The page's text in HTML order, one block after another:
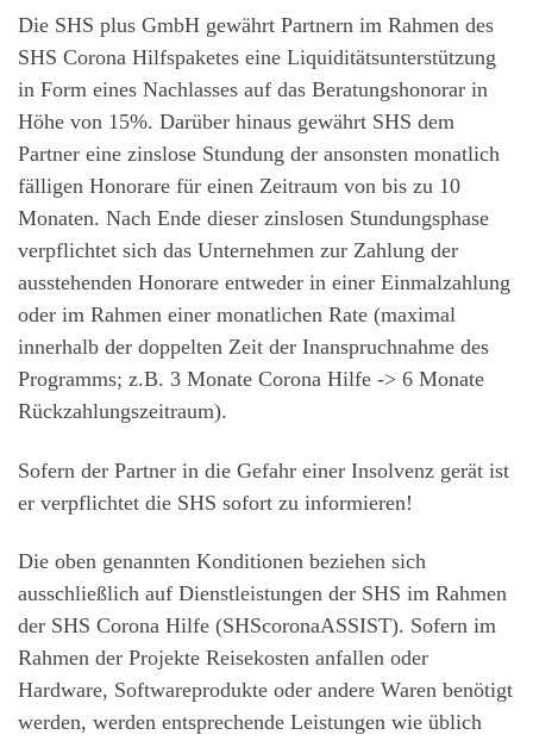
Die SHS plus GmbH gewährt Partnern im Rahmen des
SHS Corona Hilfspaketes eine Liquiditätsunterstützung
in Form eines Nachlasses auf das Beratungshonorar in
Höhe von 15%. Darüber hinaus gewährt SHS dem
Partner eine zinslose Stundung der ansonsten monatlich
fälligen Honorare für einen Zeitraum von bis zu 10
Monaten. Nach Ende dieser zinslosen Stundungsphase
verpflichtet sich das Unternehmen zur Zahlung der
ausstehenden Honorare entweder in einer Einmalzahlung
oder im Rahmen einer monatlichen Rate (maximal
innerhalb der doppelten Zeit der Inanspruchnahme des
Programms; z.B. 3 Monate Corona Hilfe -> 6 Monate
Rückzahlungszeitraum).
Sofern der Partner in die Gefahr einer Insolvenz gerät ist
er verpflichtet die SHS sofort zu informieren!
Die oben genannten Konditionen beziehen sich
ausschließlich auf Dienstleistungen der SHS im Rahmen
der SHS Corona Hilfe (SHScoronaASSIST). Sofern im
Rahmen der Projekte Reisekosten anfallen oder
Hardware, Softwareprodukte oder andere Waren benötigt
werden, werden entsprechende Leistungen wie üblich